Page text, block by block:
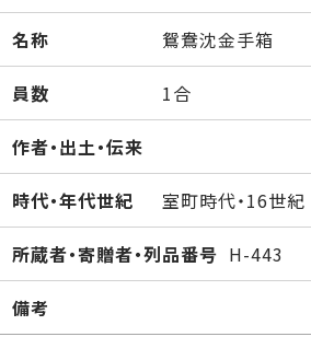
名称 鴛鴦沈金手箱
員数 1合
作者・出土・伝来
時代・年代世紀 室町時代・16世紀
所蔵者・寄贈者・列品番号 H-443
備考